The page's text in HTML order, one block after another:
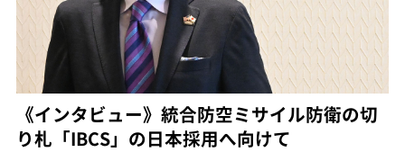
《インタビュー》統合防空ミサイル防衛の切
り札「IBCS」の日本採用へ向けて